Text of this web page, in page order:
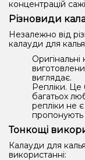
концентрацій
Різновиди
Незалежно від
калауди для
виглядає.
Репліки.
багатьох
репліки не
пропонують
Тонкощі
Калауди для
використанні: